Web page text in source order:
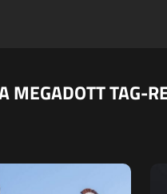
MEGADOTT TAG-